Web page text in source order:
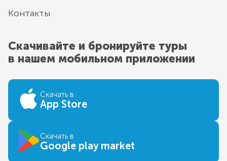
Контакты
Скачивайте и бронируйте туры
в нашем мобильном приложении
Скачать в
App Store
Скачать в
Google play market